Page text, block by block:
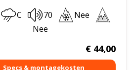
C 70
Nee
Nee
€44,00